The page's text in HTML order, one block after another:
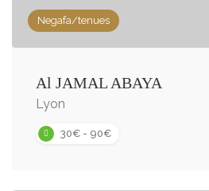
Negafa/tenues
Al JAMAL ABAYA
Lyon
30€ - 90€